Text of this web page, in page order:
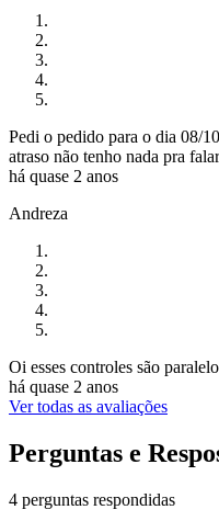
Pedi o pedido para o dia 08/
atraso não tenho nada pra
há quase 2 anos
Andreza
Oi esses controles são
há quase 2 anos
Ver todas as avaliações
Perguntas e
4 perguntas respondidas